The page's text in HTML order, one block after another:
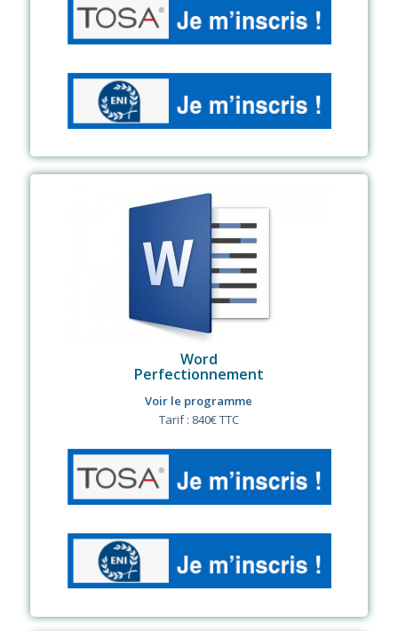
Word
Perfectionnement
Voir le programme
Tarif : 840€ TTC